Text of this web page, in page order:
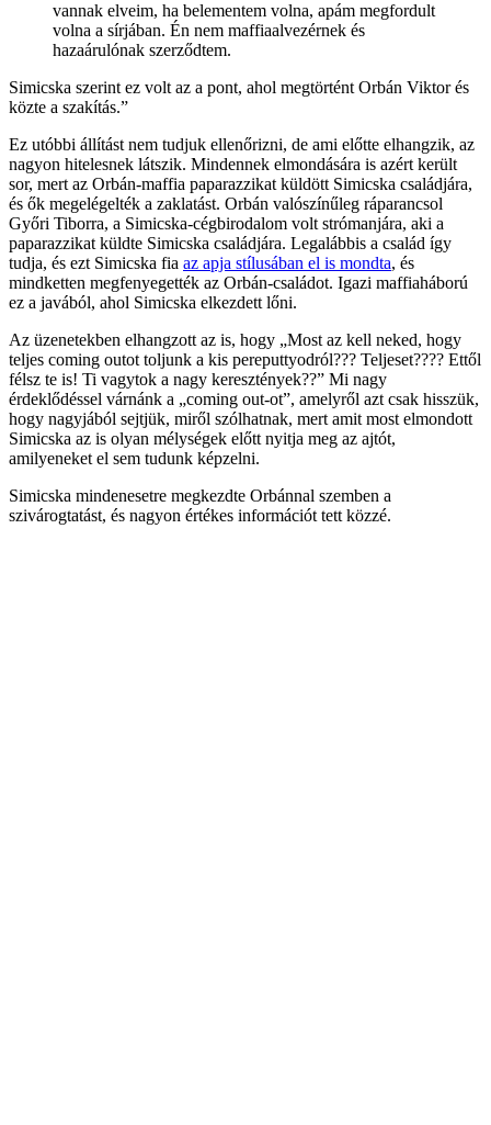
vannak elveim, ha belementem volna, apám megfordult
volna a sírjában. Én nem maffiaalvezérnek és
hazaárulónak szerződtem.
Simicska szerint ez volt az a pont, ahol megtörtént Orbán Viktor és
közte a szakítás.”
Ez utóbbi állítást nem tudjuk ellenőrizni, de ami előtte elhangzik, az
nagyon hitelesnek látszik. Mindennek elmondására is azért került
sor, mert az Orbán-maffia paparazzikat küldött Simicska családjára,
és ők megelégelték a zaklatást. Orbán valószínűleg ráparancsol
Győri Tiborra, a Simicska-cégbirodalom volt strómanjára, aki a
paparazzikat küldte Simicska családjára. Legalábbis a család így
tudja, és ezt Simicska fia az apja stílusában el is mondta, és
mindketten megfenyegették az Orbán-családot. Igazi maffiaháború
ez a javából, ahol Simicska elkezdett lőni.
Az üzenetekben elhangzott az is, hogy „Most az kell neked, hogy
teljes coming outot toljunk a kis pereputtyodról??? Teljeset???? Ettől
félsz te is! Ti vagytok a nagy keresztények??” Mi nagy
érdeklődéssel várnánk a „coming out-ot”, amelyről azt csak hisszük,
hogy nagyjából sejtjük, miről szólhatnak, mert amit most elmondott
Simicska az is olyan mélységek előtt nyitja meg az ajtót,
amilyeneket el sem tudunk képzelni.
Simicska mindenesetre megkezdte Orbánnal szemben a
szivárogtatást, és nagyon értékes információt tett közzé.